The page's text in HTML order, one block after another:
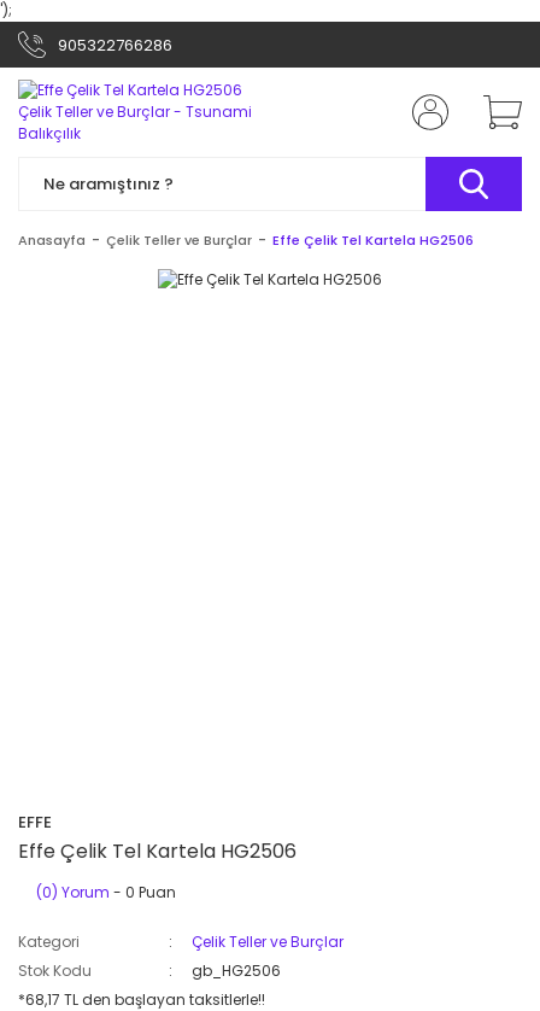
');
905322766286
Anasayfa Çelik Teller ve Burçlar Effe Çelik Tel Kartela HG2506
EFFE
Effe Çelik Tel Kartela HG2506
(0) Yorum - 0 Puan
Kategori
Çelik Teller ve Burçlar
Stok Kodu
gb_HG2506
*68,17 TL den başlayan taksitlerle!!